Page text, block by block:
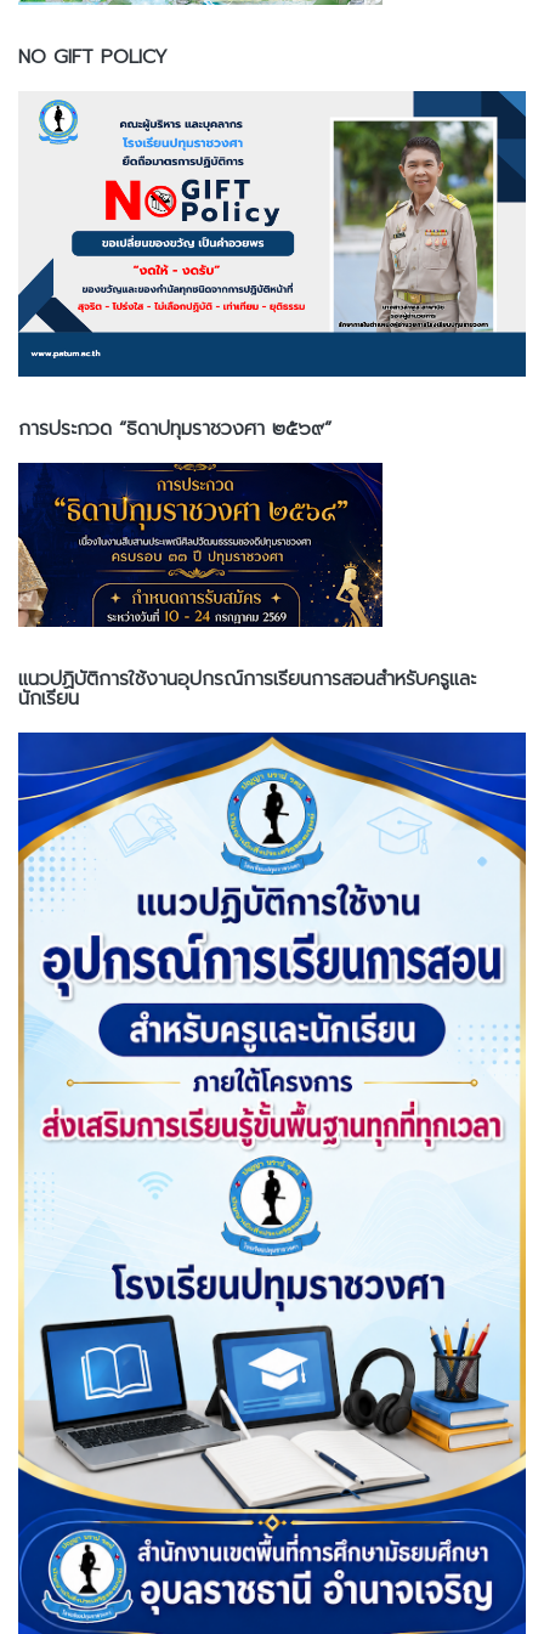
NO GIFT POLICY
การประกวด “ธิดาปทุมราชวงศา ๒๕๖๙”
แนวปฏิบัติการใช้งานอุปกรณ์การเรียนการสอนสำหรับครูและ
นักเรียน